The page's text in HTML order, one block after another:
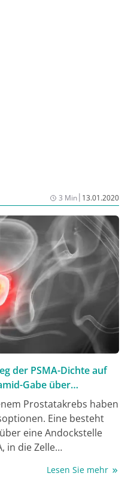
3 Min| 13.01.2020
der PSMA-Dichte auf
Gabe über
Prostatakrebs haben
Eine besteht
eine Andockstelle
in die Zelle
dass viel
Lesen Sie mehr